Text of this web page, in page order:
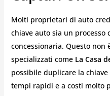
Molti proprietari di auto
chiave auto sia un processo
concessionaria. Questo non
specializzati come La Casa
possibile duplicare la
tempi rapidi e a costi molto